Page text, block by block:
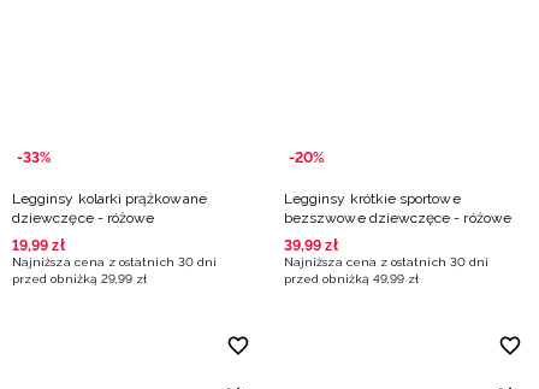
-33%
Legginsy kolarki prążkowane
dziewczęce - różowe
19,99 zł
Najniższa cena z ostatnich 30 dni
przed obniżką 29,99 zł
-20%
Legginsy krótkie sportowe
bezszwowe dziewczęce - różowe
39,99 zł
Najniższa cena z ostatnich 30 dni
przed obniżką 49,99 zł